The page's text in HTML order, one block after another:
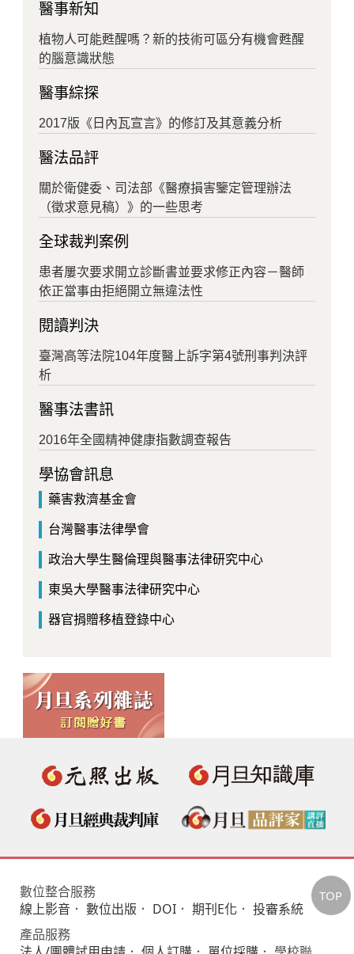
醫事新知
植物人可能甦醒嗎？新的技術可區分有機會甦醒
的腦意識狀態
醫事綜探
2017版《日內瓦宣言》的修訂及其意義分析
醫法品評
關於衛健委、司法部《醫療損害鑒定管理辦法
（徵求意見稿）》的一些思考
全球裁判案例
患者屢次要求開立診斷書並要求修正內容－醫師
依正當事由拒絕開立無違法性
閱讀判決
臺灣高等法院104年度醫上訴字第4號刑事判決評
析
醫事法書訊
2016年全國精神健康指數調查報告
學協會訊息
藥害救濟基金會
台灣醫事法律學會
政治大學生醫倫理與醫事法律研究中心
東吳大學醫事法律研究中心
器官捐贈移植登錄中心
數位整合服務
線上影音 ． 數位出版 ． DOI ． 期刊E化 ． 投審系統
產品服務
TOP